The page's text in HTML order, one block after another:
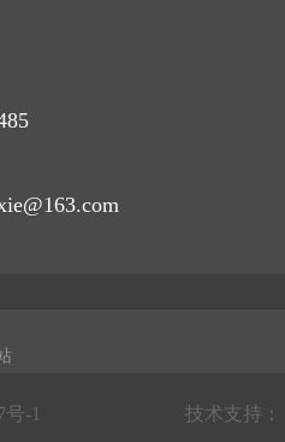
号-1 技术支持：